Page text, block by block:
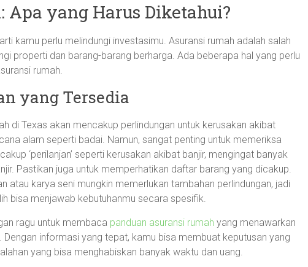
Apa yang Harus Diketahui?
kamu perlu melindungi investasimu. Asuransi rumah adalah salah
properti dan barang-barang berharga. Ada beberapa hal yang perlu
rumah.
yang Tersedia
di Texas akan mencakup perlindungan untuk kerusakan akibat
alam seperti badai. Namun, sangat penting untuk memeriksa
‘perilanjan’ seperti kerusakan akibat banjir, mengingat banyak
Pastikan juga untuk memperhatikan daftar barang yang dicakup.
atau karya seni mungkin memerlukan tambahan perlindungan, jadi
bisa menjawab kebutuhanmu secara spesifik.
ragu untuk membaca panduan asuransi rumah yang menawarkan
Dengan informasi yang tepat, kamu bisa membuat keputusan yang
yang bisa menghabiskan banyak waktu dan uang.